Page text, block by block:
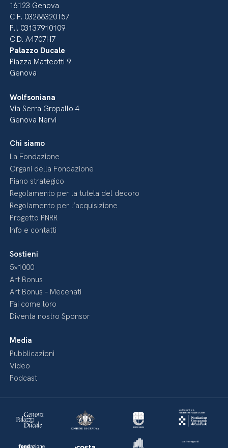
16123 Genova
C.F. 03288320157
P.I. 03137910109
C.D. A4707H7
Palazzo Ducale
Piazza Matteotti 9
Genova
Wolfsoniana
Via Serra Gropallo 4
Genova Nervi
Chi siamo
La Fondazione
Organi della Fondazione
Piano strategico
Regolamento per la tutela del decoro
Regolamento per l’acquisizione
Progetto PNRR
Info e contatti
Sostieni
5×1000
Art Bonus
Art Bonus – Mecenati
Fai come loro
Diventa nostro Sponsor
Media
Pubblicazioni
Video
Podcast